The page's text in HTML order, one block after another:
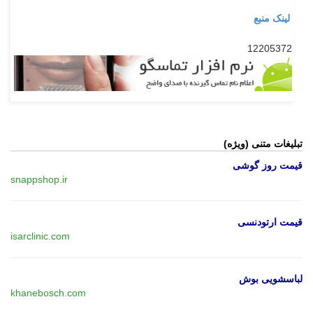
لینک منبع
12205372
تبلیغات متنی (ویژه)
قیمت روز گوشی
snappshop.ir
قیمت ارتودنسی
isarclinic.com
لباسشویی بوش
khanebosch.com